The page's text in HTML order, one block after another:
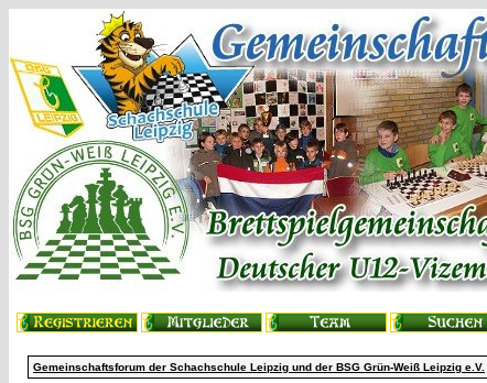
Gemeinschaftsforum der Schachschule Leipzig und der BSG Grün-Weiß Leipzig e.V.